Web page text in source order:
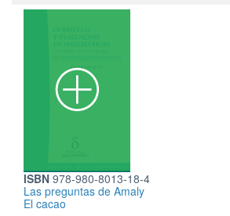
ISBN 978-980-8013-18-4
Las preguntas de Amaly
El cacao